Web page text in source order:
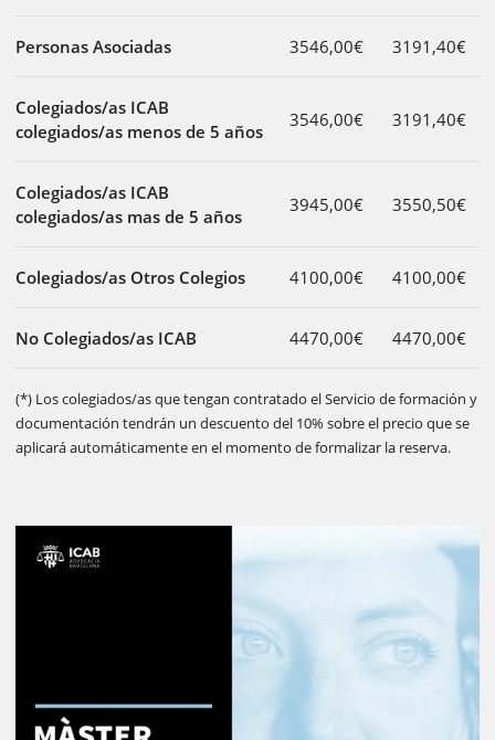
Personas Asociadas 3546,00€ 3191,40€
Colegiados/as ICAB
colegiados/as menos de 5 años
3546,00€ 3191,40€
Colegiados/as ICAB
colegiados/as mas de 5 años
3945,00€ 3550,50€
Colegiados/as Otros Colegios 4100,00€ 4100,00€
No Colegiados/as ICAB 4470,00€ 4470,00€
(*) Los colegiados/as que tengan contratado el Servicio de formación y
documentación tendrán un descuento del 10% sobre el precio que se
aplicará automáticamente en el momento de formalizar la reserva.